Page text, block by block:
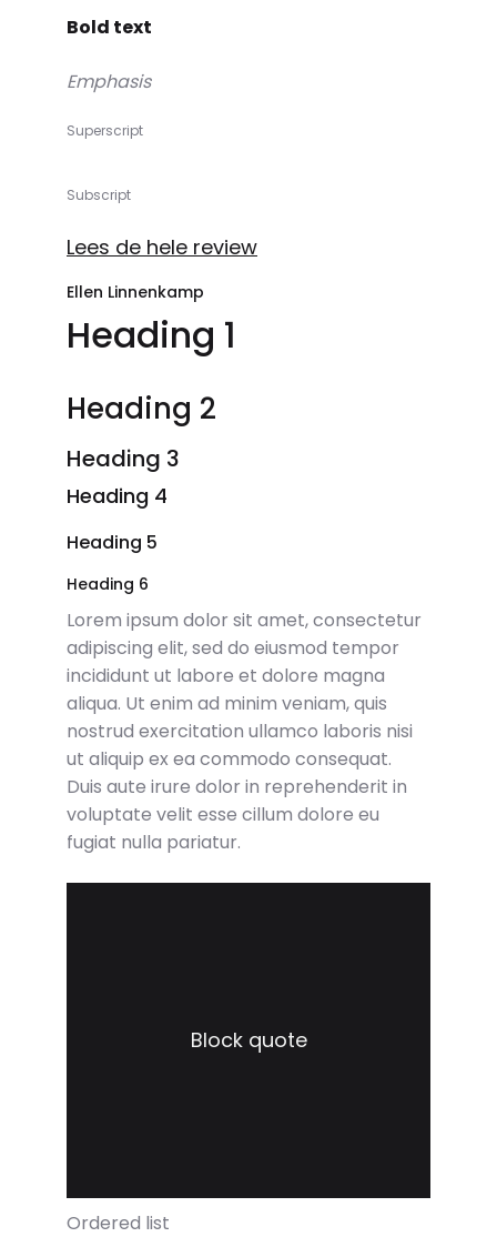
Bold text
Emphasis
Superscript
Subscript
Lees de hele review
Ellen Linnenkamp
Heading 1
Heading 2
Heading 3
Heading 4
Heading 5
Heading 6
Lorem ipsum dolor sit amet, consectetur
adipiscing elit, sed do eiusmod tempor
incididunt ut labore et dolore magna
aliqua. Ut enim ad minim veniam, quis
nostrud exercitation ullamco laboris nisi
ut aliquip ex ea commodo consequat.
Duis aute irure dolor in reprehenderit in
voluptate velit esse cillum dolore eu
fugiat nulla pariatur.
Block quote
Ordered list